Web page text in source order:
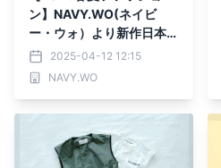
ン】NAVY.WO(ネイビ
ー・ウォ）より新作日本製
ニット「Mode Colette S
heerknit（モードコレッ
ト・シアニット」が登場
2025-04-12 12:15
NAVY.WO